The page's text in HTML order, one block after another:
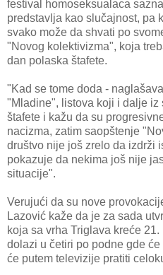
festival homoseksualaca
predstavlja kao slučajnost, pa
svako može da shvati po
"Novog kolektivizma", koja
dan polaska štafete.
"Kad se tome doda -
"Mladine", listova koji i dalje iz
štafete i kažu da su
nacizma, zatim saopštenje
društvo nije još zrelo da izdrži
pokazuje da nekima još nije
situacije".
Verujući da su nove
Lazović kaže da je za sada
koja sa vrha Triglava kreće
dolazi u četiri po podne gde
će putem televizije pratiti